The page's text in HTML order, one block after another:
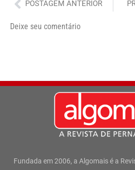
POSTAGEM ANTERIOR
Deixe seu comentário
Fundada em 2006, a Algomais é a